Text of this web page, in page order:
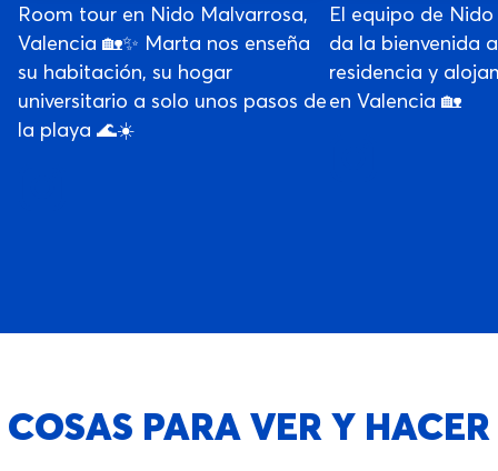
Room tour en Nido Malvarrosa,
Valencia 🏡✨ Marta nos enseña
su habitación, su hogar
universitario a solo unos pasos de
la playa 🌊☀️
El equipo de
da la bienvenida
residencia y
en Valencia 🏡
COSAS PARA VER Y HACER